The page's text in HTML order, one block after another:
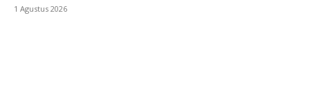
1 Agustus 2026